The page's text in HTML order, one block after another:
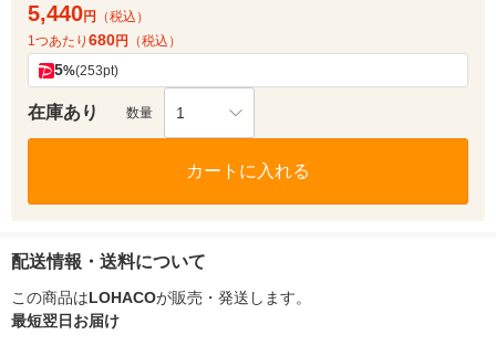
5,440円
（税込）
1つあたり 680円 （税込）
5%(253pt)
在庫あり 数量 1
カートに入れる
配送情報・送料について
この商品はLOHACOが販売・発送します。
最短翌日お届け